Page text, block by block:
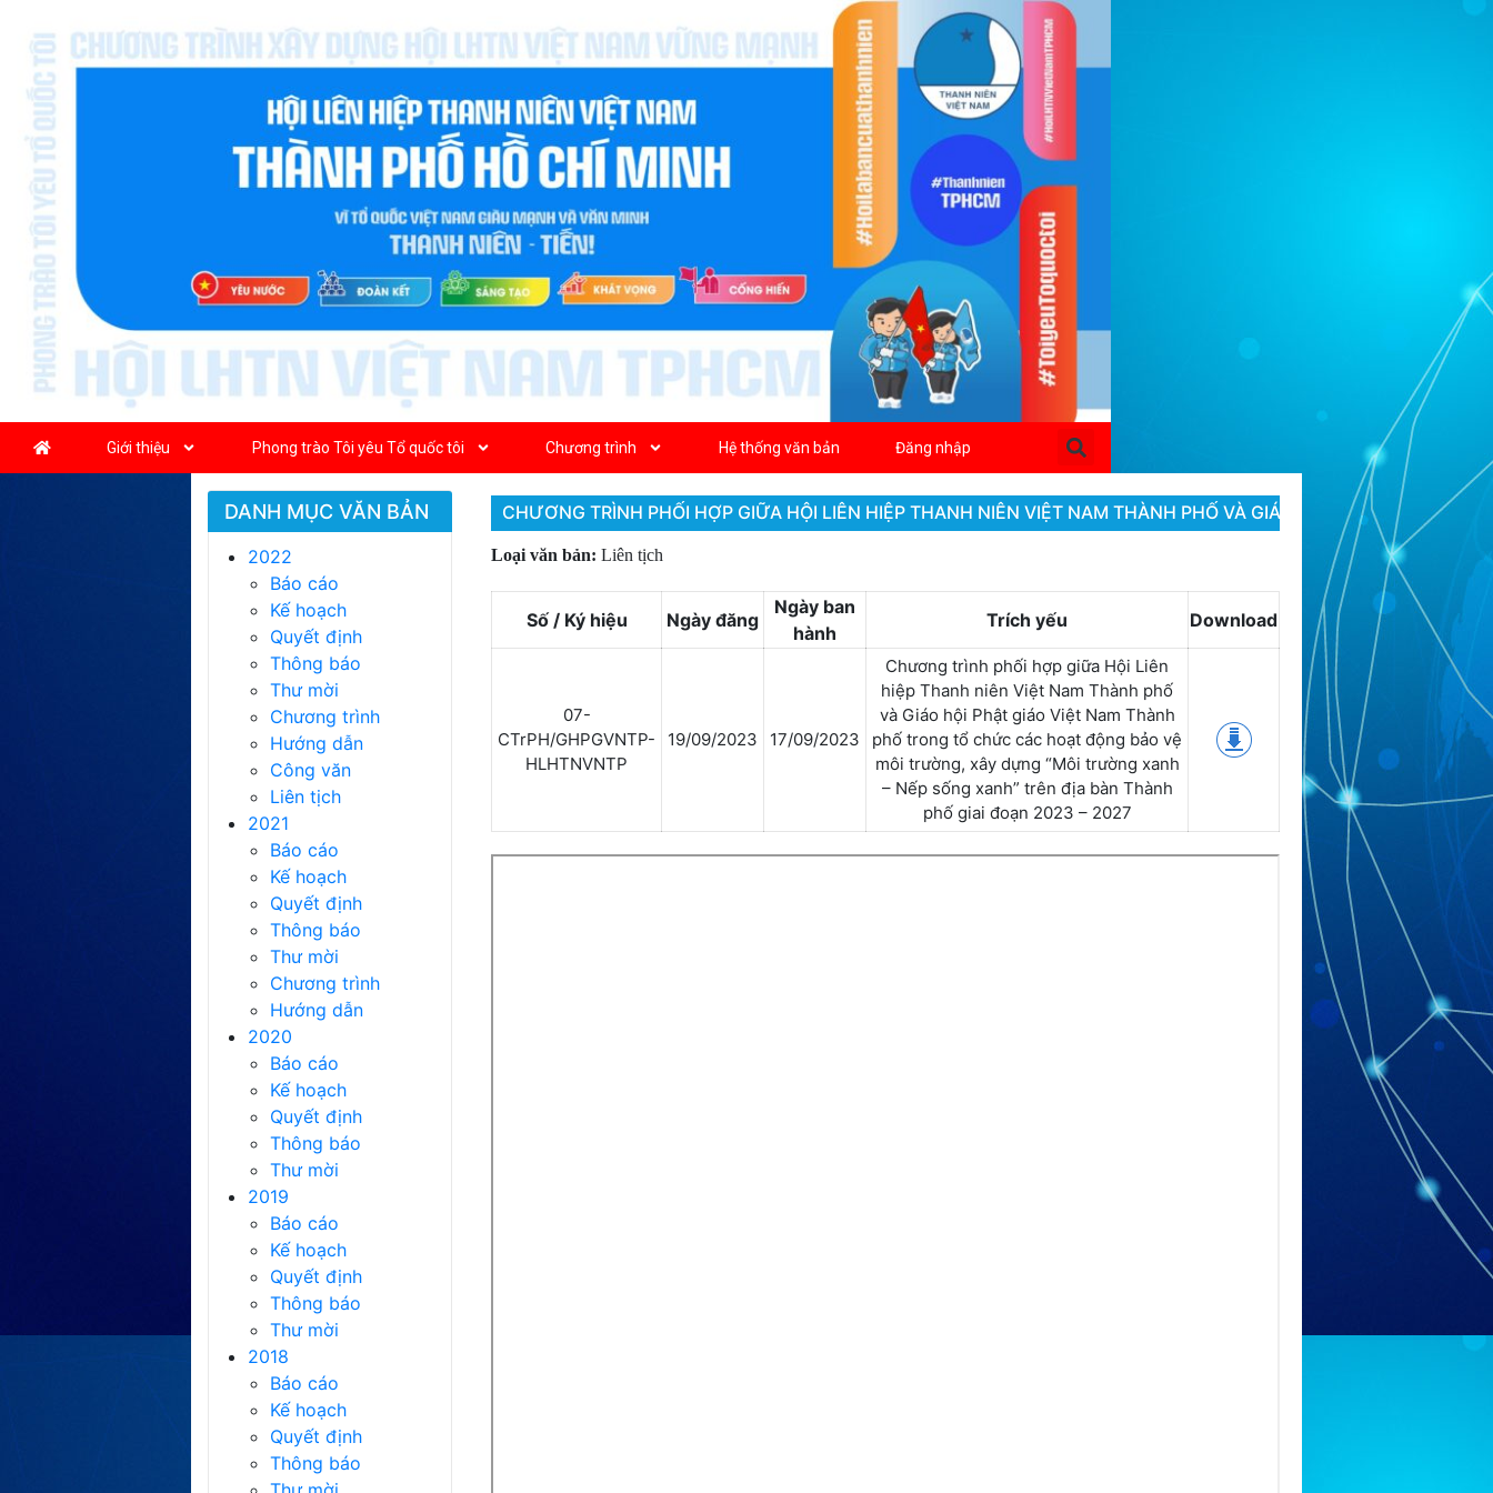
Giới thiệu Phong trào Tôi yêu Tổ quốc tôi Chương trình Hệ thống văn bản Đăng nhập
DANH MỤC VĂN BẢN
2022
Báo cáo
Kế hoạch
Quyết định
Thông báo
Thư mời
Chương trình
Hướng dẫn
Công văn
Liên tịch
2021
Báo cáo
Kế hoạch
Quyết định
Thông báo
Thư mời
Chương trình
Hướng dẫn
2020
Báo cáo
Kế hoạch
Quyết định
Thông báo
Thư mời
2019
Báo cáo
Kế hoạch
Quyết định
Thông báo
Thư mời
2018
Báo cáo
Kế hoạch
Quyết định
Thông báo
CHƯƠNG TRÌNH PHỐI HỢP GIỮA HỘI LIÊN HIỆP THANH NIÊN VIỆT NAM THÀNH PHỐ VÀ GIÁO HỘI PHẬT GIÁO
Loại văn bản: Liên tịch
Số / Ký hiệu Ngày đăng
Ngày ban
hành
Trích yếu Download
07-
CTrPH/GHPGVNTP-
HLHTNVNTP
19/09/2023 17/09/2023
Chương trình phối hợp giữa Hội Liên
hiệp Thanh niên Việt Nam Thành phố
và Giáo hội Phật giáo Việt Nam Thành
phố trong tổ chức các hoạt động bảo vệ
môi trường, xây dựng “Môi trường xanh
– Nếp sống xanh” trên địa bàn Thành
phố giai đoạn 2023 – 2027